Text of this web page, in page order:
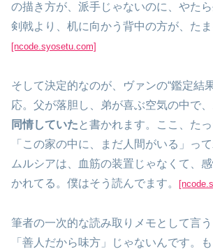
の描き方が、派手じゃないのに、やた
剣戟より、机に向かう背中の方が、たま
[ncode.syosetu.com]
そして決定的なのが、ヴァンの“鑑定結
応。父が落胆し、弟が喜ぶ空気の中で
同情していた と書かれます。ここ、た
「この家の中に、まだ人間がいる」っ
ムルシアは、血筋の装置じゃなくて、
かれてる。僕はそう読んでます。
筆者の一次的な読み取りメモとして言
「善人だから味方」じゃないんです。